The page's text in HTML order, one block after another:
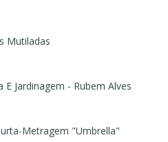
Mutiladas
E Jardinagem - Rubem Alves
Metragem "Umbrella"